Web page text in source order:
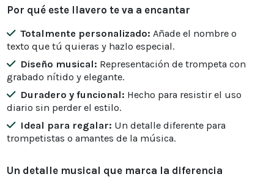
Por qué este llavero te va a encantar
Totalmente personalizado: Añade el nombre o
texto que tú quieras y hazlo especial.
Diseño musical: Representación de trompeta con
grabado nítido y elegante.
Duradero y funcional: Hecho para resistir el uso
diario sin perder el estilo.
Ideal para regalar: Un detalle diferente para
trompetistas o amantes de la música.
Un detalle musical que marca la diferencia